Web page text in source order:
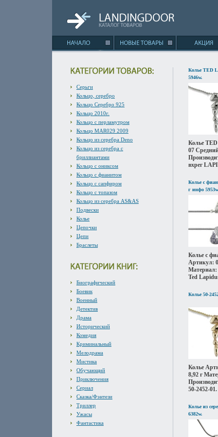
Серьги
Кольцо, серебро
Кольцо Серебро 925
Кольцо 2010г.
Кольцо с перламутром
Кольцо MAR029 2009
Кольцо из серебра Deno
Кольцо из серебра с
бриллиантами
Кольцо с ониксом
Кольцо с фианитом
Кольцо с сапфиром
Кольцо с топазом
Кольцо из серебра AS&AS
Подвески
Колье
Цепочки
Цепи
Браслеты
Биографический
Боевик
Военный
Детектив
Драма
Исторический
Комедия
Криминальный
Мелодрама
Мистика
Обучающий
Приключения
Сериал
Сказка/Фэнтези
Триллер
Ужасы
Фантастика
Колье TED
5946w.
Колье
07
вхрег
Колье с
г инфо
Колье с
Артикул:
Материал:
Ted
Колье 50-
Колье
8,92 г
50-2452-01.
Колье из
6382w.